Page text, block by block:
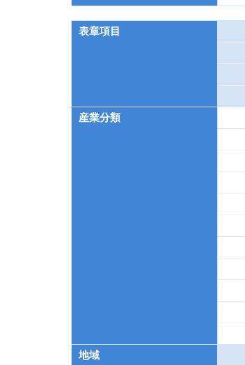
表章項目
産業分類
地域